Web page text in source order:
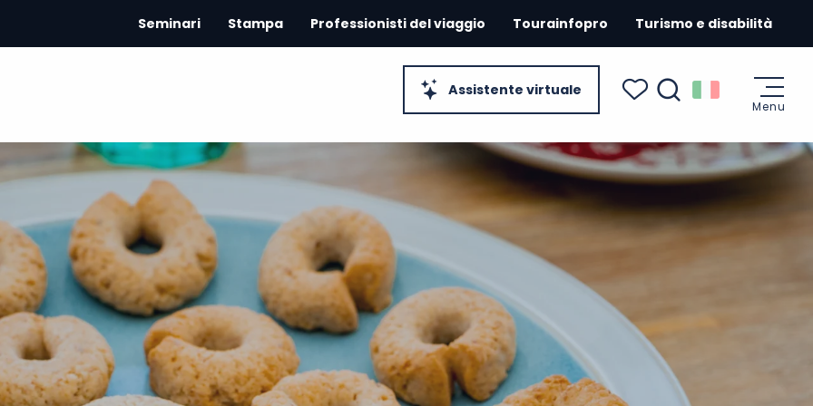
Assistente virtuale
Seminari Stampa Professionisti del viaggio Tourainfopro Turismo e disabilità
Menu